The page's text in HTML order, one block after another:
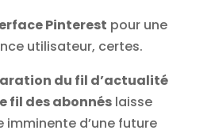
Pinterest pour une
utilisateur, certes.
du fil d’actualité
fil des abonnéslaisse
imminente d’une future